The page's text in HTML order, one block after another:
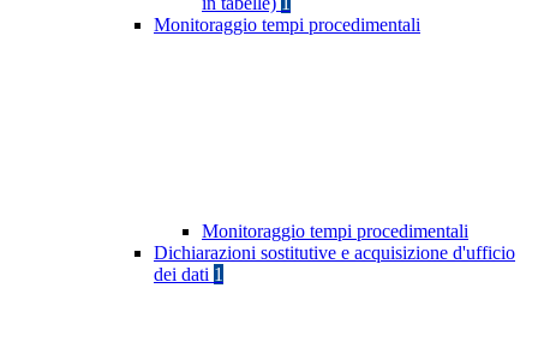
Monitoraggio tempi procedimentali
Monitoraggio tempi procedimentali
Dichiarazioni sostitutive e acquisizione d'ufficio
dei dati 1